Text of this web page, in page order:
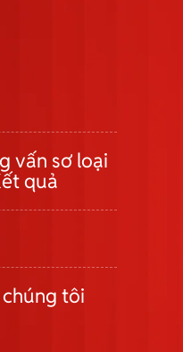
vấn sơ loại
quả
tôi